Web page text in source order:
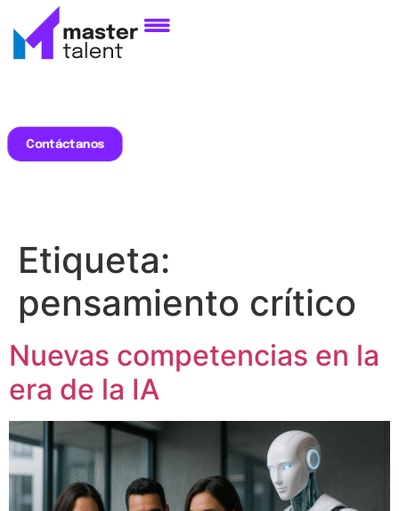
Contáctanos
Etiqueta:
pensamiento crítico
Nuevas competencias en la
era de la IA